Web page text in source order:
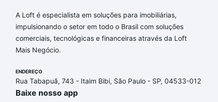
Apartamentos com 3 banheiros à venda em
Chácara Santa Letícia, Campinas, SP que custam a
partir de R$ 0 e com nossas opções de
financiamento imobiliário as parcelas podem se
dúvida dos custos envolvidos no processo de
compra, veja em nosso portal quanto custa comprar
um apartamento e conte com a gente para comprar
A Loft é especialista em soluções para imobiliárias,
impulsionando o setor em todo o Brasil com soluções
comerciais, tecnológicas e financeiras através da Loft
Mais Negócio.
ENDEREÇO
Rua Tabapuã, 743 - Itaim Bibi, São Paulo - SP, 04533-012
Baixe nosso app